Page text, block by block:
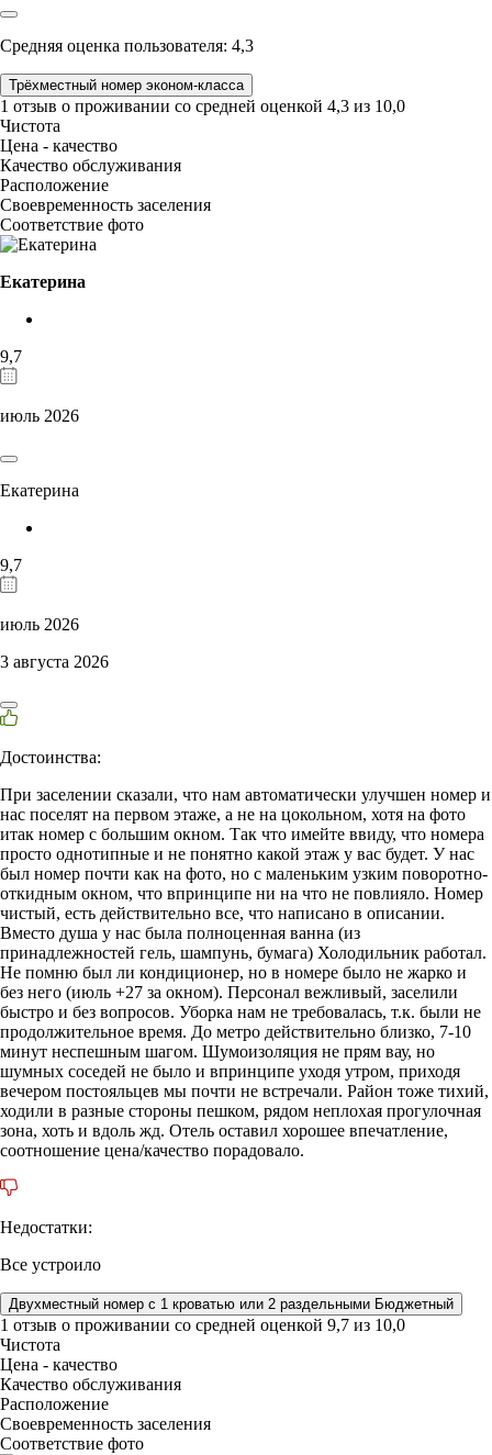
Средняя оценка пользователя: 4,3
Трёхместный номер эконом-класса
1 отзыв о проживании со средней оценкой 4,3 из 10,0
Чистота
Цена - качество
Качество обслуживания
Расположение
Своевременность заселения
Соответствие фото
Екатерина
9,7
июль 2026
Екатерина
9,7
июль 2026
3 августа 2026
Достоинства:
При заселении сказали, что нам автоматически улучшен номер и
нас поселят на первом этаже, а не на цокольном, хотя на фото
итак номер с большим окном. Так что имейте ввиду, что номера
просто однотипные и не понятно какой этаж у вас будет. У нас
был номер почти как на фото, но с маленьким узким поворотно-
откидным окном, что впринципе ни на что не повлияло. Номер
чистый, есть действительно все, что написано в описании.
Вместо душа у нас была полноценная ванна (из
принадлежностей гель, шампунь, бумага) Холодильник работал.
Не помню был ли кондиционер, но в номере было не жарко и
без него (июль +27 за окном). Персонал вежливый, заселили
быстро и без вопросов. Уборка нам не требовалась, т.к. были не
продолжительное время. До метро действительно близко, 7-10
минут неспешным шагом. Шумоизоляция не прям вау, но
шумных соседей не было и впринципе уходя утром, приходя
вечером постояльцев мы почти не встречали. Район тоже тихий,
ходили в разные стороны пешком, рядом неплохая прогулочная
зона, хоть и вдоль жд. Отель оставил хорошее впечатление,
соотношение цена/качество порадовало.
Недостатки:
Все устроило
Двухместный номер с 1 кроватью или 2 раздельными Бюджетный
1 отзыв о проживании со средней оценкой 9,7 из 10,0
Чистота
Цена - качество
Качество обслуживания
Расположение
Своевременность заселения
Соответствие фото